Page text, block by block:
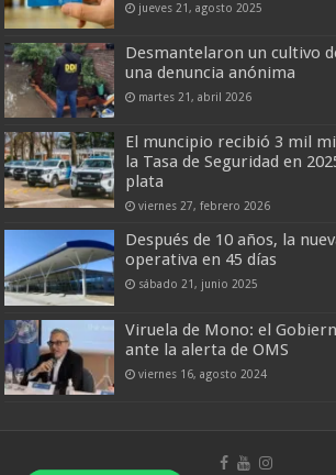
jueves 21, agosto 2025
Desmantelaron un cultivo
una denuncia anónima
martes 21, abril 2026
El muncipio recibió 3 mil
la Tasa de Seguridad en
plata
viernes 27, febrero 2026
Después de 10 años, la
operativa en 45 días
sábado 21, junio 2025
Viruela de Mono: el
ante la alerta de OMS
viernes 16, agosto 2024